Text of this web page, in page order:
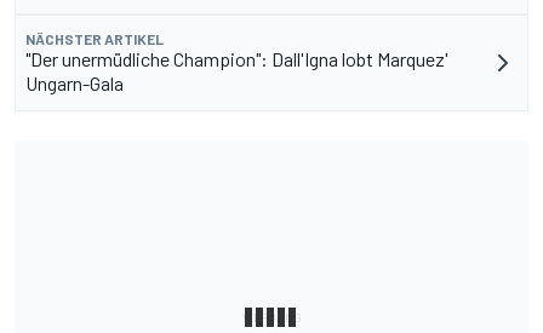
NÄCHSTER ARTIKEL
"Der unermüdliche Champion": Dall'Igna lobt Marquez'
Ungarn-Gala